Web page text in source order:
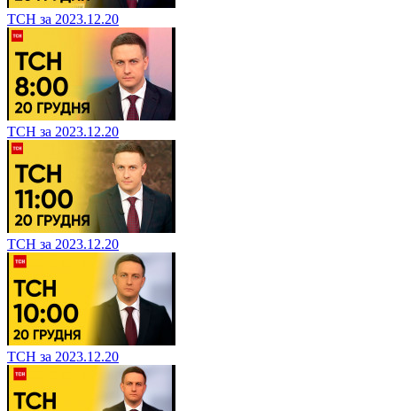
ТСН за 2023.12.20
ТСН за 2023.12.20
ТСН за 2023.12.20
ТСН за 2023.12.20